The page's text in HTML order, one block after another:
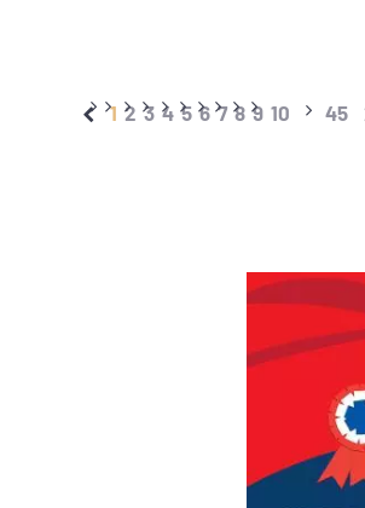
1 2 3 4 5 6 7 8 9 10 45